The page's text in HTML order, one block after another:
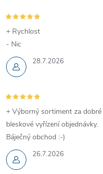
28.7.2026
+ Rychlost
- Nic
26.7.2026
+ Výborný sortiment za dobré
bleskové vyřízení objednávky.
Báječný obchod :-)